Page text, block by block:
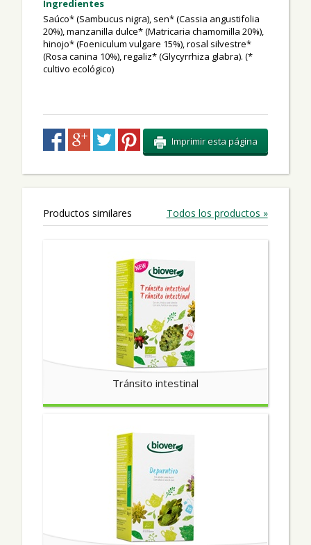
Ingredientes
Saúco* (Sambucus nigra), sen* (Cassia angustifolia
20%), manzanilla dulce* (Matricaria chamomilla 20%),
hinojo* (Foeniculum vulgare 15%), rosal silvestre*
(Rosa canina 10%), regaliz* (Glycyrrhiza glabra). (*
cultivo ecológico)
Imprimir esta página
Productos similares Todos los productos »
Tránsito intestinal